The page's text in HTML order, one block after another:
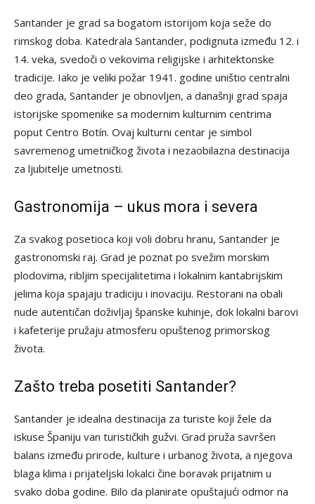
Santander je grad sa bogatom istorijom koja seže do
rimskog doba. Katedrala Santander, podignuta između 12. i
14. veka, svedoči o vekovima religijske i arhitektonske
tradicije. Iako je veliki požar 1941. godine uništio centralni
deo grada, Santander je obnovljen, a današnji grad spaja
istorijske spomenike sa modernim kulturnim centrima
poput Centro Botín. Ovaj kulturni centar je simbol
savremenog umetničkog života i nezaobilazna destinacija
za ljubitelje umetnosti.
Gastronomija – ukus mora i severa
Za svakog posetioca koji voli dobru hranu, Santander je
gastronomski raj. Grad je poznat po svežim morskim
plodovima, ribljim specijalitetima i lokalnim kantabrijskim
jelima koja spajaju tradiciju i inovaciju. Restorani na obali
nude autentičan doživljaj španske kuhinje, dok lokalni barovi
i kafeterije pružaju atmosferu opuštenog primorskog
života.
Zašto treba posetiti Santander?
Santander je idealna destinacija za turiste koji žele da
iskuse Španiju van turističkih gužvi. Grad pruža savršen
balans između prirode, kulture i urbanog života, a njegova
blaga klima i prijateljski lokalci čine boravak prijatnim u
svako doba godine. Bilo da planirate opuštajući odmor na